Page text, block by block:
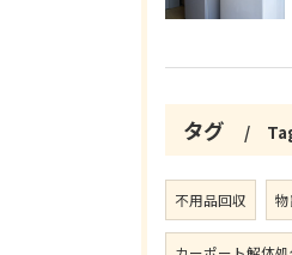
タグ
不用品回収